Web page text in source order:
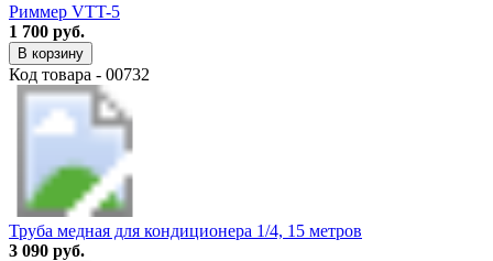
Риммер VTT-5
1 700 руб.
В корзину
Код товара - 00732
Труба медная для кондиционера 1/4, 15 метров
3 090 руб.